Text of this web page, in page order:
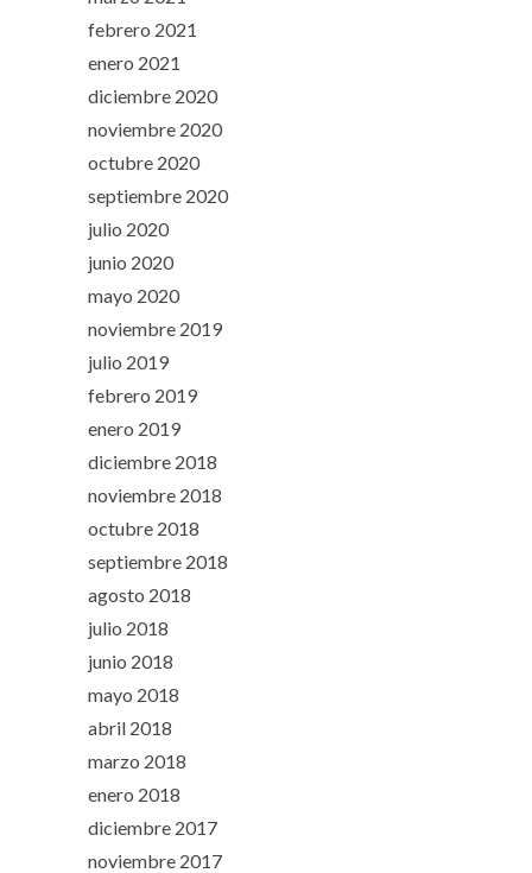
febrero 2021
enero 2021
diciembre 2020
noviembre 2020
octubre 2020
septiembre 2020
julio 2020
junio 2020
mayo 2020
noviembre 2019
julio 2019
febrero 2019
enero 2019
diciembre 2018
noviembre 2018
octubre 2018
septiembre 2018
agosto 2018
julio 2018
junio 2018
mayo 2018
abril 2018
marzo 2018
enero 2018
diciembre 2017
noviembre 2017